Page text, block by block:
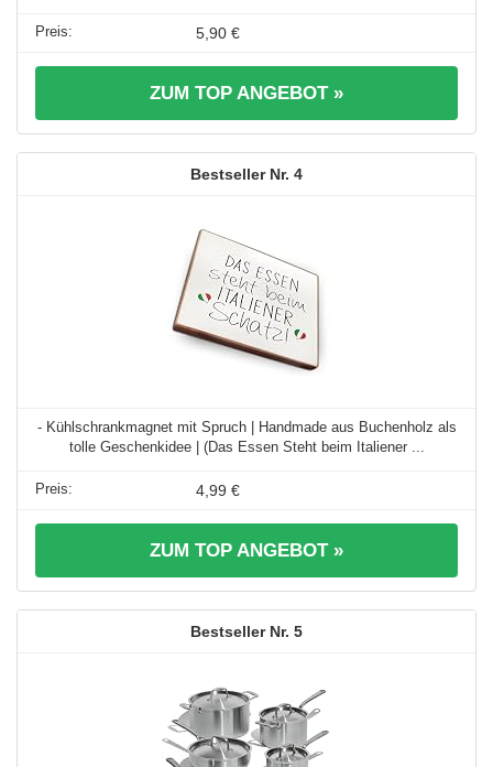
5,90 €
ZUM TOP ANGEBOT »
4
- Kühlschrankmagnet mit Spruch | Handmade aus Buchenholz als
tolle Geschenkidee | (Das Essen Steht beim Italiener ...
4,99 €
ZUM TOP ANGEBOT »
5